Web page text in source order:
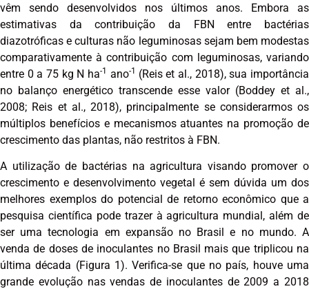
vêm sendo desenvolvidos nos últimos anos. Embora as
estimativas da contribuição da FBN entre bactérias
diazotróficas e culturas não leguminosas sejam bem modestas
comparativamente à contribuição com leguminosas, variando
entre 0 a 75 kg N ha-1 ano-1 (Reis et al., 2018), sua importância
no balanço energético transcende esse valor (Boddey et al.,
2008; Reis et al., 2018), principalmente se considerarmos os
múltiplos benefícios e mecanismos atuantes na promoção de
crescimento das plantas, não restritos à FBN.
A utilização de bactérias na agricultura visando promover o
crescimento e desenvolvimento vegetal é sem dúvida um dos
melhores exemplos do potencial de retorno econômico que a
pesquisa científica pode trazer à agricultura mundial, além de
ser uma tecnologia em expansão no Brasil e no mundo. A
venda de doses de inoculantes no Brasil mais que triplicou na
última década (Figura 1). Verifica-se que no país, houve uma
grande evolução nas vendas de inoculantes de 2009 a 2018